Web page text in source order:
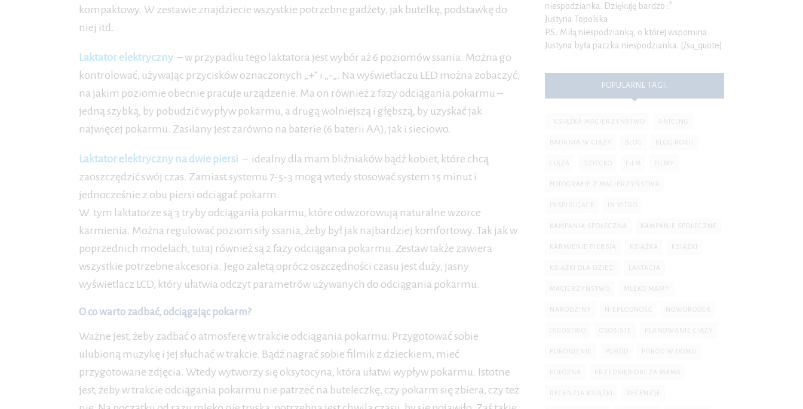
kompaktowy. W zestawie znajdziecie wszystkie potrzebne gadżety, jak butelkę, podstawkę do
niej itd.
Laktator elektryczny – w przypadku tego laktatora jest wybór aż 6 poziomów ssania. Można go
kontrolować, używając przycisków oznaczonych „+” i „-„. Na wyświetlaczu LED można zobaczyć,
na jakim poziomie obecnie pracuje urządzenie. Ma on również 2 fazy odciągania pokarmu –
jedną szybką, by pobudzić wypływ pokarmu, a drugą wolniejszą i głębszą, by uzyskać jak
najwięcej pokarmu. Zasilany jest zarówno na baterie (6 baterii AA), jak i sieciowo.
Laktator elektryczny na dwie piersi – idealny dla mam bliźniaków bądź kobiet, które chcą
zaoszczędzić swój czas. Zamiast systemu 7-5-3 mogą wtedy stosować system 15 minut i
jednocześnie z obu piersi odciągać pokarm.
W tym laktatorze są 3 tryby odciągania pokarmu, które odwzorowują naturalne wzorce
karmienia. Można regulować poziom siły ssania, żeby był jak najbardziej komfortowy. Tak jak w
poprzednich modelach, tutaj również są 2 fazy odciągania pokarmu. Zestaw także zawiera
wszystkie potrzebne akcesoria. Jego zaletą oprócz oszczędności czasu jest duży, jasny
wyświetlacz LCD, który ułatwia odczyt parametrów używanych do odciągania pokarmu.
O co warto zadbać, odciągając pokarm?
Ważne jest, żeby zadbać o atmosferę w trakcie odciągania pokarmu. Przygotować sobie
ulubioną muzykę i jej słuchać w trakcie. Bądź nagrać sobie filmik z dzieckiem, mieć
przygotowane zdjęcia. Wtedy wytworzy się oksytocyna, która ułatwi wypływ pokarmu. Istotne
jest, żeby w trakcie odciągania pokarmu nie patrzeć na buteleczkę, czy pokarm się zbiera, czy też
niespodzianka. Dziękuję bardzo :*
Justyna Topolska
P.S.: Miłą niespodzianką, o której wspomina
Justyna była paczka niespodzianka. [/su_quote]
POPULARNE TAGI:
. KSIĄŻKA MACIERZYŃSTWO ANIELNO
BADANIA W CIĄŻY BLOG BLOG ROKU
CIĄŻA DZIECKO FILM FILMY
FOTOGRAFIE Z MACIERZYŃSTWA
INSPIRUJĄCE IN VITRO
KAMPANIA SPOŁECZNA KAMPANIE SPOŁECZNE
KARMIENIE PIERSIĄ KSIĄŻKA KSIĄŻKI
KSIĄŻKI DLA DZIECI LAKTACJA
MACIERZYŃSTWO MLEKO MAMY
NARODZINY NIEPŁODNOŚĆ NOWORODEK
OJCOSTWO OSOBISTE PLANOWANIE CIĄŻY
PORONIENIE PORÓD PORÓD W DOMU
POŁOŻNA PRZEDSIĘBIORCZA MAMA
RECENZJA KSIĄŻKI RECENZJE